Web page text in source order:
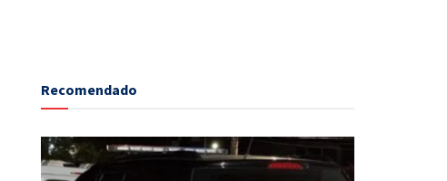
Recomendado